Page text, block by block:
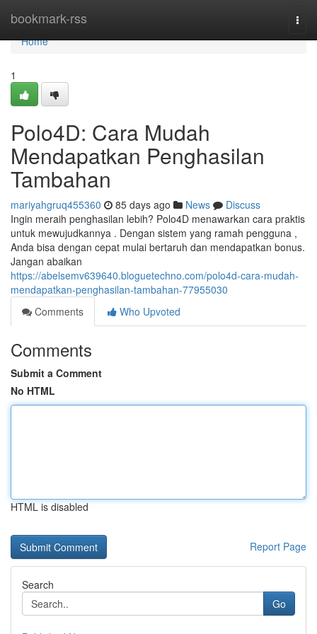
bookmark-rss
Home
Home
1
Polo4D: Cara Mudah
Mendapatkan Penghasilan
Tambahan
mariyahgruq455360 85 days ago News
Discuss
Ingin meraih penghasilan lebih? Polo4D menawarkan cara praktis
untuk mewujudkannya . Dengan sistem yang ramah pengguna ,
Anda bisa dengan cepat mulai bertaruh dan mendapatkan bonus.
Jangan abaikan
https://abelsemv639640.bloguetechno.com/polo4d-cara-mudah-
mendapatkan-penghasilan-tambahan-77955030
Comments
Who Upvoted
Comments
Submit a Comment
No HTML
HTML is disabled
Report Page
Search
Go